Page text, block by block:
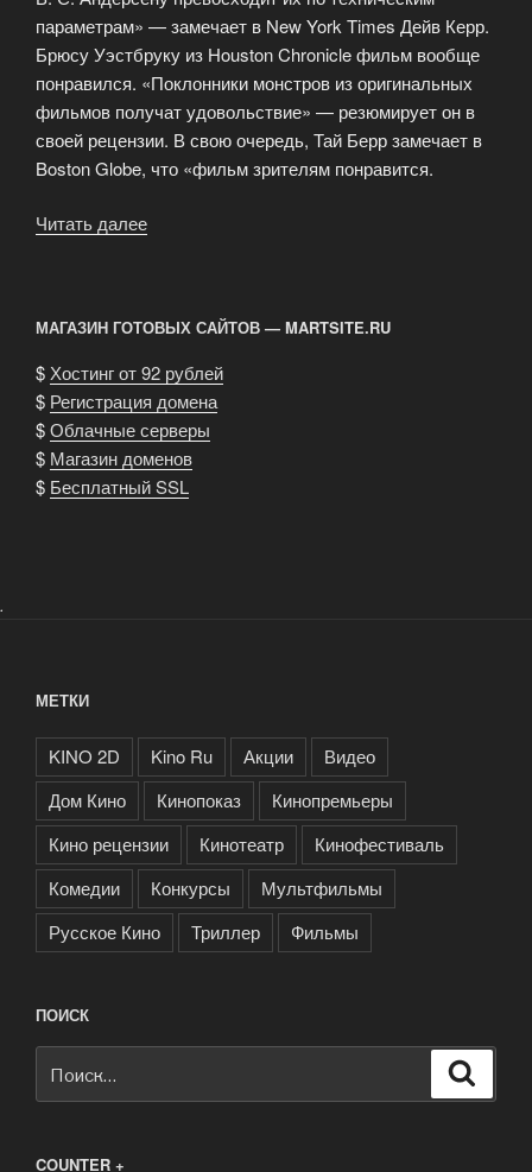
параметрам» — замечает в New York Times Дейв Керр.
Брюсу Уэстбруку из Houston Chronicle фильм вообще
понравился. «Поклонники монстров из оригинальных
фильмов получат удовольствие» — резюмирует он в
своей рецензии. В свою очередь, Тай Берр замечает в
Boston Globe, что «фильм зрителям понравится.
Читать далее
обзор
рецензий»
МАГАЗИН ГОТОВЫХ САЙТОВ — MARTSITE.RU
$ Хостинг от 92 рублей
$ Регистрация домена
$Облачные серверы
$ Магазин доменов
$ Бесплатный SSL
.
МЕТКИ
KINO 2D Kino Ru Акции
Видео
Дом Кино
Кинопоказ
Кинопремьеры
Кино рецензии
Кинотеатр
Кинофестиваль
Комедии
Конкурсы
Мультфильмы
Русское Кино
Триллер Фильмы
ПОИСК
COUNTER +